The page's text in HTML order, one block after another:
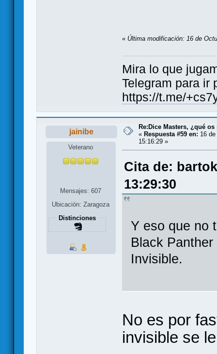
« Última modificación: 16 de
Mira lo que
Telegram para ir
https://t.me/
jainibe
Veterano
Mensajes: 607
Ubicación: Zaragoza
Distinciones
Re:Dice Masters, ¿qué os
« Respuesta #59 en: 16
15:16:29 »
Cita de:
13:29:30
Y eso que no
Black
Invisible.
No es por
invisible se